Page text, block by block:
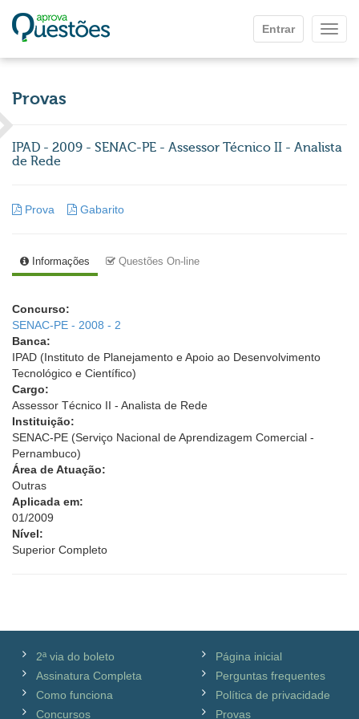
Entrar
Provas
IPAD - 2009 - SENAC-PE - Assessor Técnico II - Analista
de Rede
Prova Gabarito
Informações Questões On-line
Concurso:
SENAC-PE - 2008 - 2
Banca:
IPAD (Instituto de Planejamento e Apoio ao Desenvolvimento
Tecnológico e Científico)
Cargo:
Assessor Técnico II - Analista de Rede
Instituição:
SENAC-PE (Serviço Nacional de Aprendizagem Comercial -
Pernambuco)
Área de Atuação:
Outras
Aplicada em:
01/2009
Nível:
Superior Completo
2ª via do boleto
Assinatura Completa
Como funciona
Concursos
Página inicial
Perguntas frequentes
Política de privacidade
Provas